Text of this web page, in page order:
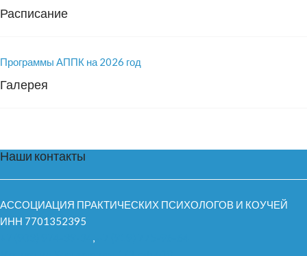
Расписание
Программы АППК на 2026 год
Галерея
Наши контакты
АССОЦИАЦИЯ ПРАКТИЧЕСКИХ ПСИХОЛОГОВ И КОУЧЕЙ
ИНН 7701352395
,